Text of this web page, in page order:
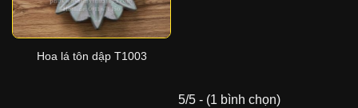
Hoa lá tôn dập T1003
5/5 - (1 bình chọn)